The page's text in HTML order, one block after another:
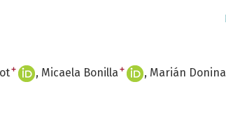
+ Micaela Bonilla + Marián